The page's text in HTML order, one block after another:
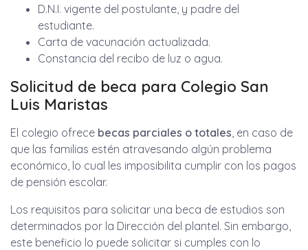
D.N.I. vigente del postulante, y padre del
estudiante.
Carta de vacunación actualizada.
Constancia del recibo de luz o agua.
Solicitud de beca para Colegio San
Luis Maristas
El colegio ofrece becas parciales o totales, en caso de
que las familias estén atravesando algún problema
económico, lo cual les imposibilita cumplir con los pagos
de pensión escolar.
Los requisitos para solicitar una beca de estudios son
determinados por la Dirección del plantel. Sin embargo,
este beneficio lo puede solicitar si cumples con lo